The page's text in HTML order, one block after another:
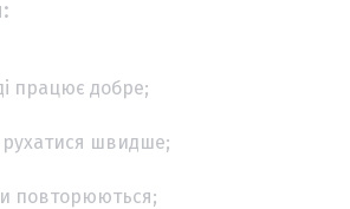
працює добре;
швидше;
повторюються;